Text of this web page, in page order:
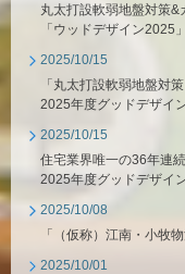
丸太打設軟弱地盤対策
「ウッドデザイン2025
2025/10/15
「丸太打設軟弱地盤対
2025年度グッドデザイ
2025/10/15
住宅業界唯一の36年連
2025年度グッドデザイ
2025/10/08
「（仮称）江南・小牧
2025/10/01